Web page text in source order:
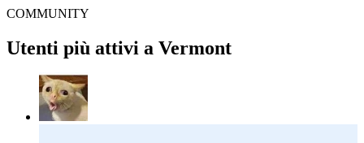
COMMUNITY
Utenti più attivi a Vermont